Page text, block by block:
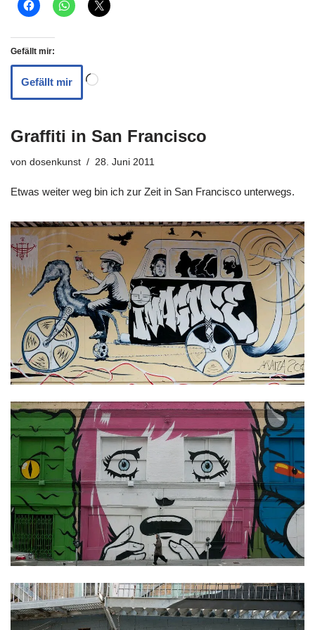
Gefällt mir:
Gefällt mir
Graffiti in San Francisco
von dosenkunst 28. Juni 2011
Etwas weiter weg bin ich zur Zeit in San Francisco unterwegs.